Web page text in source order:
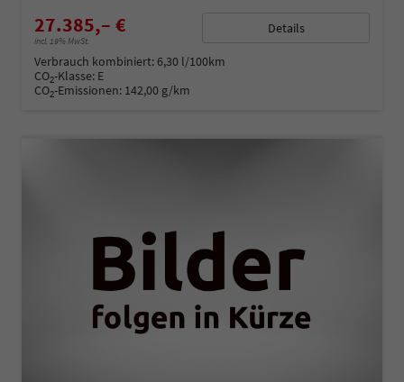
27.385,– €
incl. 19% MwSt.
Details
Verbrauch kombiniert:6,30 l/100km
CO2-Klasse: E
CO2-Emissionen: 142,00 g/km